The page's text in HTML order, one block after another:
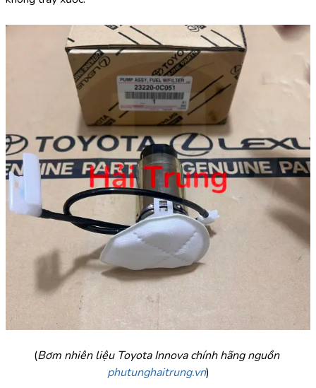
(
Bơm nhiên liệu Toyota Innova chính hãng nguồn
phutunghaitrung.vn)